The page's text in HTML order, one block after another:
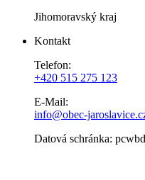
Jihomoravský kraj
Kontakt
Telefon:
+420 515 275 123
E-Mail:
info@obec-
Datová schránka: